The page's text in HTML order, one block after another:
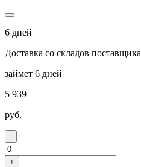
6 дней
Доставка со складов поставщика
займет 6 дней
5 939
руб.
-
+